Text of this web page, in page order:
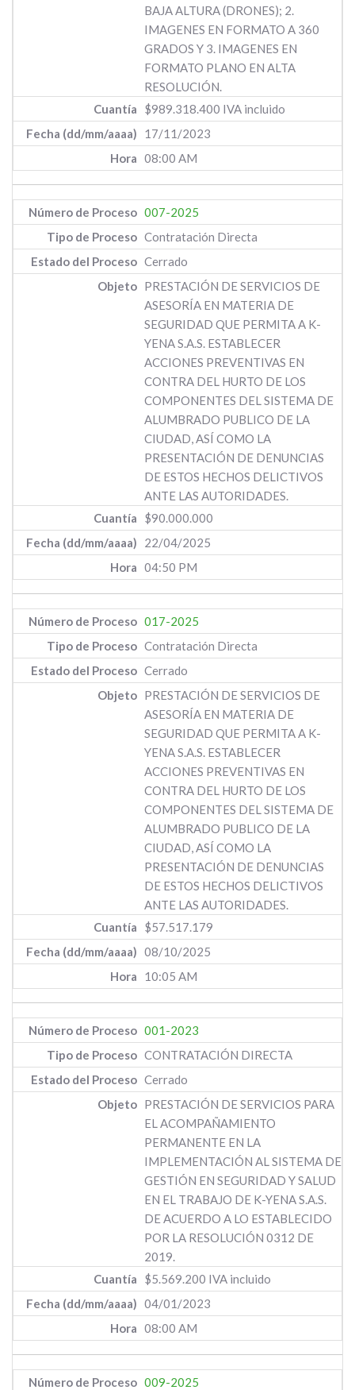
BAJA ALTURA (DRONES); 2.
IMAGENES EN FORMATO A 360
GRADOS Y 3. IMAGENES EN
FORMATO PLANO EN ALTA
RESOLUCIÓN.
$989.318.400 IVA incluido
17/11/2023
08:00 AM
007-2025
Contratación Directa
Cerrado
PRESTACIÓN DE SERVICIOS DE
ASESORÍA EN MATERIA DE
SEGURIDAD QUE PERMITA A K-
YENA S.A.S. ESTABLECER
ACCIONES PREVENTIVAS EN
CONTRA DEL HURTO DE LOS
COMPONENTES DEL SISTEMA DE
ALUMBRADO PUBLICO DE LA
CIUDAD, ASÍ COMO LA
PRESENTACIÓN DE DENUNCIAS
DE ESTOS HECHOS DELICTIVOS
ANTE LAS AUTORIDADES.
$90.000.000
22/04/2025
04:50 PM
017-2025
Contratación Directa
Cerrado
PRESTACIÓN DE SERVICIOS DE
ASESORÍA EN MATERIA DE
SEGURIDAD QUE PERMITA A K-
YENA S.A.S. ESTABLECER
ACCIONES PREVENTIVAS EN
CONTRA DEL HURTO DE LOS
COMPONENTES DEL SISTEMA DE
ALUMBRADO PUBLICO DE LA
CIUDAD, ASÍ COMO LA
PRESENTACIÓN DE DENUNCIAS
DE ESTOS HECHOS DELICTIVOS
ANTE LAS AUTORIDADES.
$57.517.179
08/10/2025
10:05 AM
001-2023
CONTRATACIÓN DIRECTA
Cerrado
PRESTACIÓN DE SERVICIOS PARA
EL ACOMPAÑAMIENTO
PERMANENTE EN LA
IMPLEMENTACIÓN AL SISTEMA DE
GESTIÓN EN SEGURIDAD Y SALUD
EN EL TRABAJO DE K-YENA S.A.S.
DE ACUERDO A LO ESTABLECIDO
POR LA RESOLUCIÓN 0312 DE
2019.
$5.569.200 IVA incluido
04/01/2023
08:00 AM
009-2025